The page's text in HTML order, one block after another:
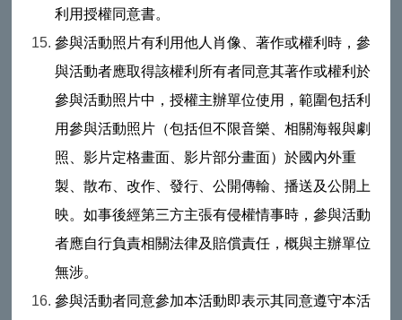
利用授權同意書。
參與活動照片有利用他人肖像、著作或權利時，參
與活動者應取得該權利所有者同意其著作或權利於
參與活動照片中，授權主辦單位使用，範圍包括利
用參與活動照片（包括但不限音樂、相關海報與劇
照、影片定格畫面、影片部分畫面）於國內外重
製、散布、改作、發行、公開傳輸、播送及公開上
映。如事後經第三方主張有侵權情事時，參與活動
者應自行負責相關法律及賠償責任，概與主辦單位
無涉。
參與活動者同意參加本活動即表示其同意遵守本活